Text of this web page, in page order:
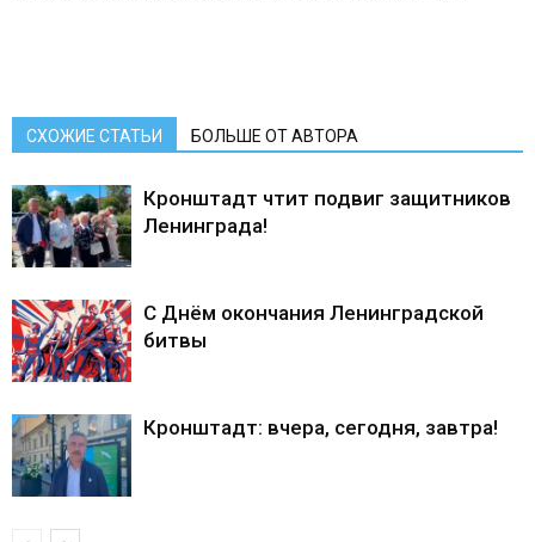
СХОЖИЕ СТАТЬИ БОЛЬШЕ ОТ АВТОРА
Кронштадт чтит подвиг защитников
Ленинграда!
С Днём окончания Ленинградской
битвы
Кронштадт: вчера, сегодня, завтра!